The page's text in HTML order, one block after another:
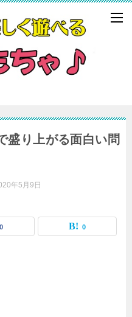
盛り上がる面白い問
年5月9日
0 0